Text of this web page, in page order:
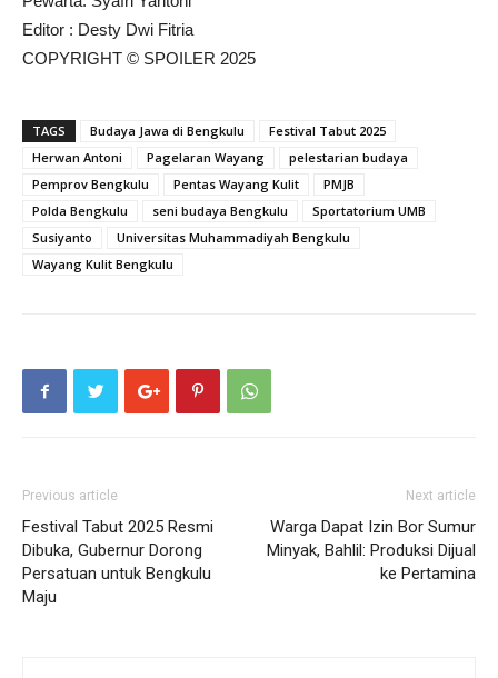
Editor : Desty Dwi Fitria
COPYRIGHT © SPOILER 2025
TAGS Budaya Jawa di Bengkulu
Festival Tabut 2025
Herwan Antoni
Pagelaran Wayang
pelestarian budaya
Pemprov Bengkulu
Pentas Wayang Kulit
PMJB
Polda Bengkulu
seni budaya Bengkulu
Sportatorium UMB
Susiyanto
Universitas Muhammadiyah Bengkulu
Wayang Kulit Bengkulu
Previous article
Festival Tabut 2025 Resmi
Dibuka, Gubernur Dorong
Persatuan untuk Bengkulu
Maju
Next article
Warga Dapat Izin Bor Sumur
Minyak, Bahlil: Produksi Dijual
ke Pertamina